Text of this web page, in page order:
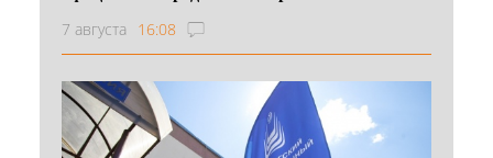
7 августа 16:08